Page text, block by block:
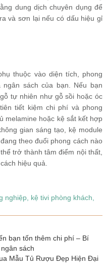
dung dịch chuyên dụng để
và sơn lại nếu có dấu hiệu gỉ
thuộc vào diện tích, phong
sách của bạn. Nếu bạn
tự nhiên như gỗ sồi hoặc óc
tiết kiệm chi phí và phong
melamine hoặc kệ sắt kết hợp
gian sáng tạo, kệ module
theo đuổi phong cách nào
trở thành tâm điểm nội thất,
hiệu quả.
nghiệp, kệ tivi phòng khách,
bạn tốn thêm chi phí – Bí
sách
Mẫu Tủ Rượu Đẹp Hiện Đại